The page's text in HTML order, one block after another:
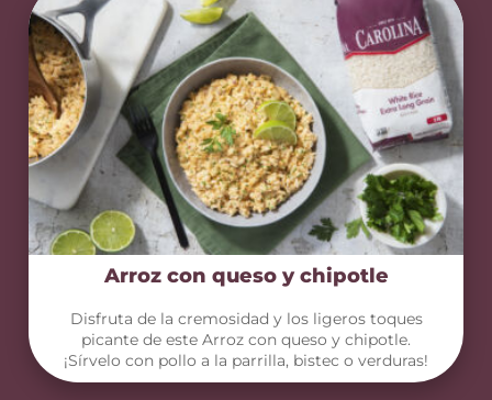
Arroz con queso y chipotle
Disfruta de la cremosidad y los ligeros toques
picante de este Arroz con queso y chipotle.
¡Sírvelo con pollo a la parrilla, bistec o verduras!